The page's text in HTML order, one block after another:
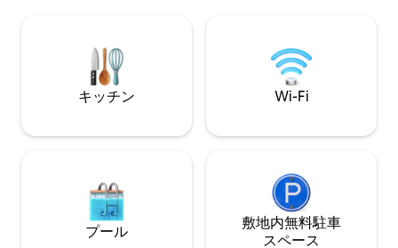
ベント、週末のお出かけに最適です。ご
滞在前、ご滞在中、ご滞在後に対応いた
ヤード）の私たち
行けます。湖では
日を眺めることが
キッチン Wi-Fi
プール
敷地内無料駐⁠車
ス⁠ペ⁠ー⁠ス